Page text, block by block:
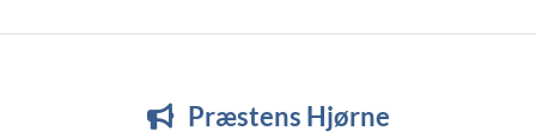
Præstens Hjørne